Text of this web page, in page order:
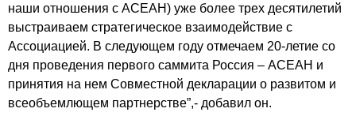
наши отношения с АСЕАН) уже более трех десятилетий
выстраиваем стратегическое взаимодействие с
Ассоциацией. В следующем году отмечаем 20-летие со
дня проведения первого саммита Россия – АСЕАН и
принятия на нем Совместной декларации о развитом и
всеобъемлющем партнерстве”,- добавил он.